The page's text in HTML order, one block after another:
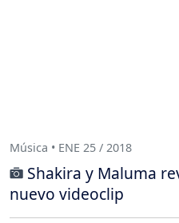
Música • ENE 25 / 2018
Shakira y Maluma
nuevo videoclip